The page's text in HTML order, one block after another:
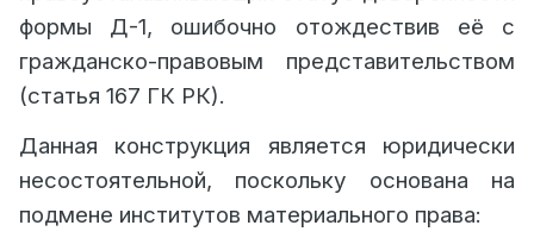
формы Д-1, ошибочно отождествив её с
гражданско-правовым представительством
(статья 167 ГК РК).
Данная конструкция является юридически
несостоятельной, поскольку основана на
подмене институтов материального права: